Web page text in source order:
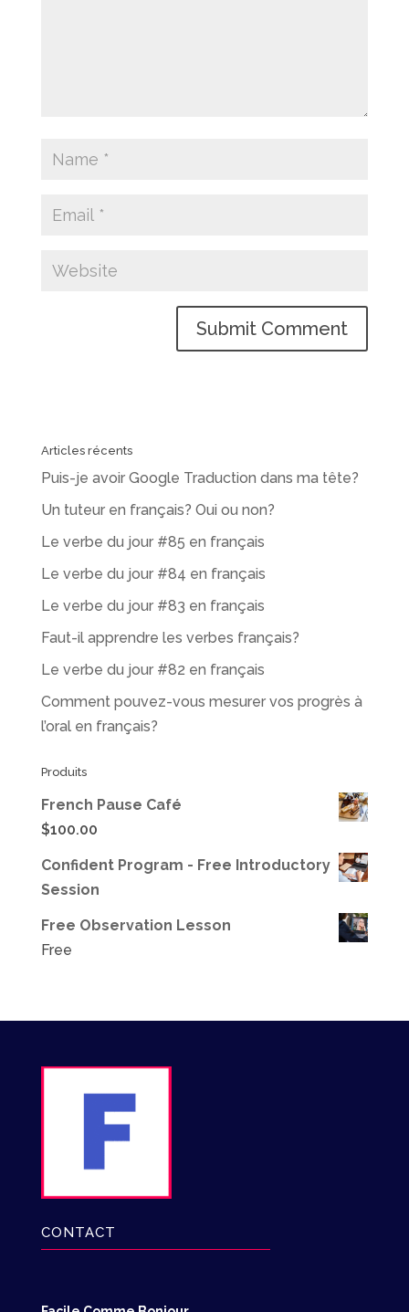
Articles récents
Puis-je avoir Google Traduction dans ma tête?
Un tuteur en français? Oui ou non?
Le verbe du jour #85 en français
Le verbe du jour #84 en français
Le verbe du jour #83 en français
Faut-il apprendre les verbes français?
Le verbe du jour #82 en français
Comment pouvez-vous mesurer vos progrès à
l’oral en français?
Produits
French Pause Café
$100.00
Confident Program - Free Introductory
Session
Free Observation Lesson
Free
CONTACT